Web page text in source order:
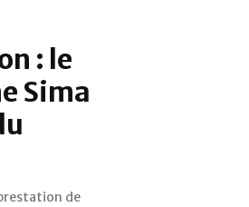
: le
Sima